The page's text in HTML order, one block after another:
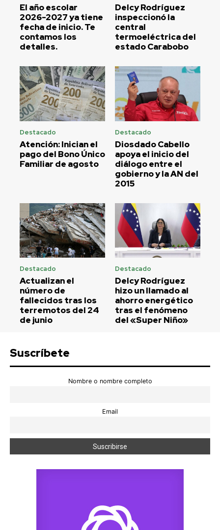
El año escolar
2026-2027 ya tiene
fecha de inicio. Te
contamos los
detalles.
Delcy Rodríguez
inspeccionó la
central
termoeléctrica del
estado Carabobo
Destacado
Atención: Inician el
pago del Bono Único
Familiar de agosto
Destacado
Diosdado Cabello
apoya el inicio del
diálogo entre el
gobierno y la AN del
2015
Destacado
Actualizan el
número de
fallecidos tras los
terremotos del 24
de junio
Destacado
Delcy Rodríguez
hizo un llamado al
ahorro energético
tras el fenómeno
del «Super Niño»
Suscríbete
Nombre o nombre completo
Email